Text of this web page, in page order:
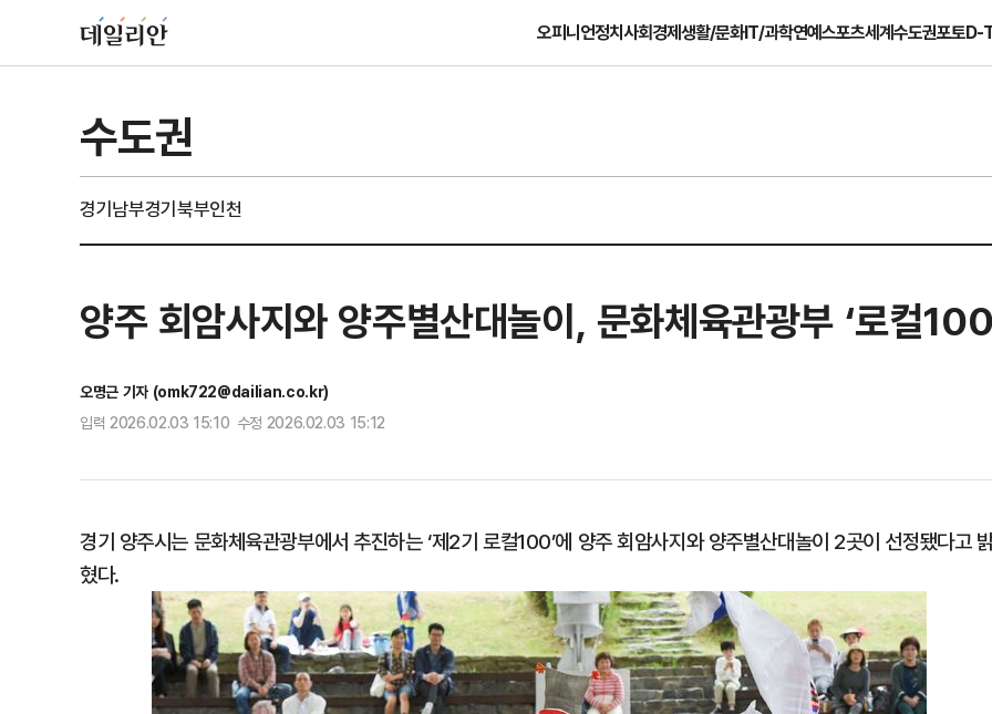
오피니언정치사회경제생활/문화IT/과학연예스포츠세계수도권포토D-
수도권
경기남부경기북부인천
양주 회암사지와 양주별산대놀이, 문화체육관광부 ‘로컬
오명근 기자 (omk722@dailian.co.kr)
입력 2026.02.03 15:10 수정 2026.02.03 15:12
경기 양주시는 문화체육관광부에서 추진하는 ‘제2기 로컬100’에 양주 회암사지와 양주별산대놀이 2곳이 선정됐다고
혔다.
1
"숙련된 모습" 통영 60대女
제로 갈 가능성 있나…범인의